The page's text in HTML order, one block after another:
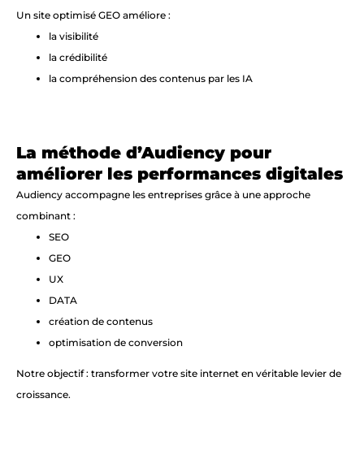
Un site optimisé GEO améliore :
la visibilité
la crédibilité
la compréhension des contenus par les IA
La méthode d’Audiency pour
améliorer les performances digitales
Audiency accompagne les entreprises grâce à une approche
combinant :
SEO
GEO
UX
DATA
création de contenus
optimisation de conversion
Notre objectif : transformer votre site internet en véritable levier de
croissance.